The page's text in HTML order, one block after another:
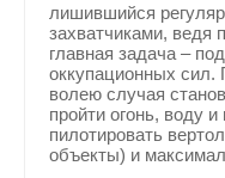
лишившийся
захватчиками, ведя
главная задача –
оккупационных сил.
волею случая
пройти огонь, воду
пилотировать
объекты) и